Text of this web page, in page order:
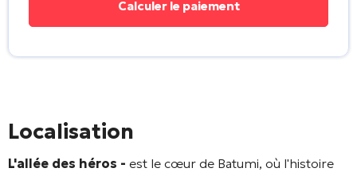
Localisation
L'allée des héros - est le cœur de Batumi, où l'histoire